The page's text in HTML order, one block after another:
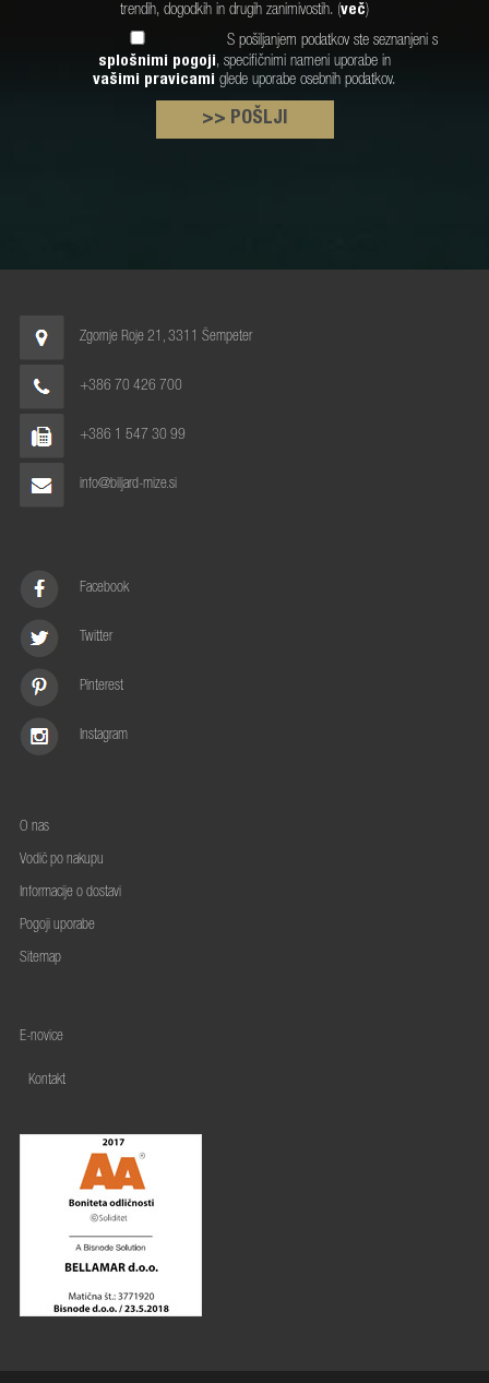
trendih, dogodkih in drugih zanimivostih. (več)
S pošiljanjem podatkov ste seznanjeni s
splošnimi pogoji, specifičnimi nameni uporabe in
vašimi pravicami glede uporabe osebnih podatkov.
>> POŠLJI
Zgornje Roje 21, 3311 Šempeter
+386 70 426 700
+386 1 547 30 99
info@biljard-mize.si
Facebook
Twitter
Pinterest
Instagram
O nas
Vodič po nakupu
Informacije o dostavi
Pogoji uporabe
Sitemap
E-novice
Kontakt